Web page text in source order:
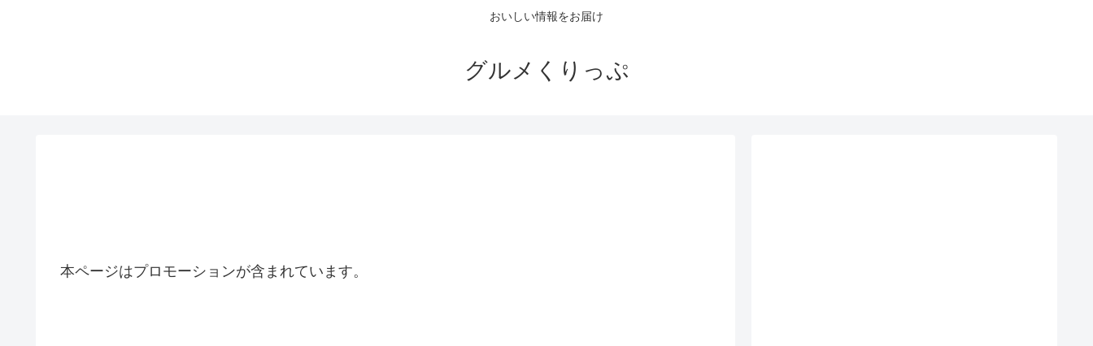
おいしい情報をお届け
グルメくりっぷ
本ページはプロモーションが含まれています。